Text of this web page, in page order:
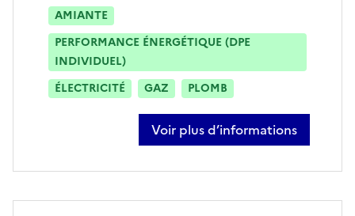
AMIANTE
PERFORMANCE ÉNERGÉTIQUE (DPE
INDIVIDUEL)
ÉLECTRICITÉ
GAZ PLOMB
Voir plus d’informations
sur alexandra gomez da silva